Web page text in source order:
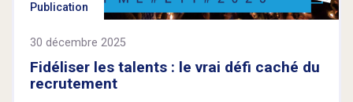
Publication
30 décembre 2025
Fidéliser les talents : le vrai défi caché du
recrutement